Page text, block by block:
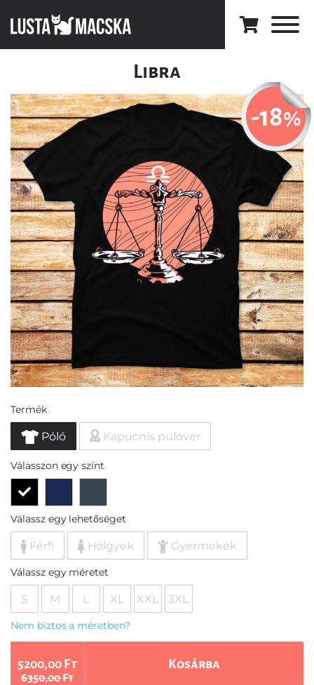
Libra
-18%
Termék
Póló Kapucnis pulóver
Válasszon egy színt
Válassz egy lehetőséget
Férfi Hölgyek Gyermekek
Válassz egy méretet
S M L XL XXL 3XL
Nem biztos a méretben?
5200,00 Ft
6350,00 Ft
Kosárba